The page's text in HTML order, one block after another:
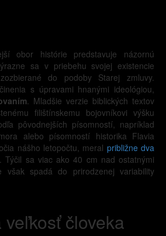
obor histórie predstavuje názornú
sa v priebehu svojej existencie
do podoby Starej zmluvy.
s úpravami hnanými ideológiou,
. Mladšie verzie biblických textov
filištínskemu bojovníkovi výšku
pôvodnejších písomností, napríklad
alebo písomností historika Flavia
nášho letopočtu, meral približne dva
Týčil sa viac ako 40 cm nad ostatnými
však spadá do prirodzenej variability
človeka